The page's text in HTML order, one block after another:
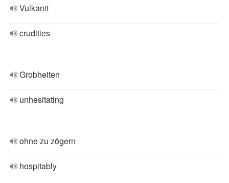
Vulkanit
crudities
Grobheiten
unhesitating
ohne zu zögern
hospitably